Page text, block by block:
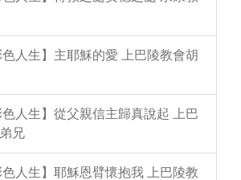
人生】主耶穌的愛 上巴陵教會胡
人生】從父親信主歸真說起 上巴
兄
人生】耶穌恩臂懷抱我 上巴陵教